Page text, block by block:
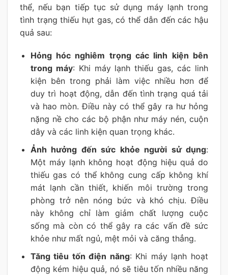
thể, nếu bạn tiếp tục sử dụng máy lạnh trong
tình trạng thiếu hụt gas, có thể dẫn đến các hậu
quả sau:
Hỏng hóc nghiêm trọng các linh kiện bên
trong máy: Khi máy lạnh thiếu gas, các linh
kiện bên trong phải làm việc nhiều hơn để
duy trì hoạt động, dẫn đến tình trạng quá tải
và hao mòn. Điều này có thể gây ra hư hỏng
nặng nề cho các bộ phận như máy nén, cuộn
dây và các linh kiện quan trọng khác.
Ảnh hưởng đến sức khỏe người sử dụng:
Một máy lạnh không hoạt động hiệu quả do
thiếu gas có thể không cung cấp không khí
mát lạnh cần thiết, khiến môi trường trong
phòng trở nên nóng bức và khó chịu. Điều
này không chỉ làm giảm chất lượng cuộc
sống mà còn có thể gây ra các vấn đề sức
khỏe như mất ngủ, mệt mỏi và căng thẳng.
Tăng tiêu tốn điện năng: Khi máy lạnh hoạt
động kém hiệu quả, nó sẽ tiêu tốn nhiều năng